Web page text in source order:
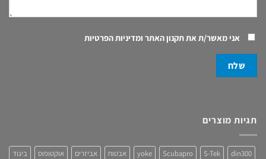
אני מאשר/ת אתתקנון האתר ומדיניות הפרטיות
תגיות מוצרים
din300
S-Tek
Scubapro
yoke אבטוח אביזרים אוקטופוס
ביגוד